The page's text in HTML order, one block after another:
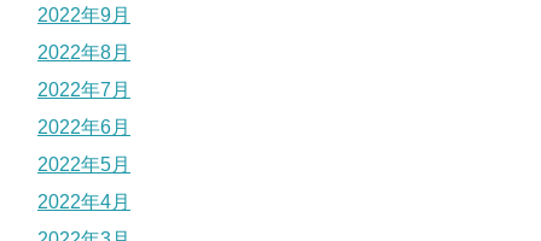
2022年9月
2022年8月
2022年7月
2022年6月
2022年5月
2022年4月